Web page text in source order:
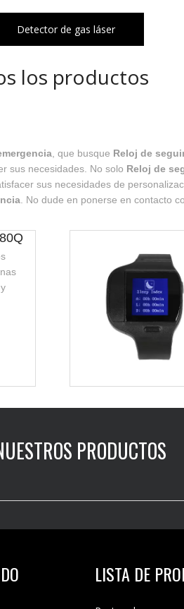
Detector de gas láser
los productos
, que busque Reloj de
sus necesidades. No solo Reloj de
sus necesidades de
. No dude en ponerse en contacto
PRODUCTOS
LISTA DE